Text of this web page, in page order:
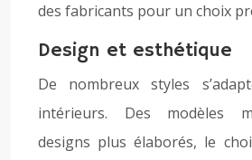
des fabricants pour un choix
Design et esthétique
De nombreux styles
intérieurs. Des modèles
designs plus élaborés, le